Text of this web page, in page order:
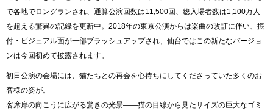
で各地でロングランされ、通算公演回数は11,500回、総入場者数は1,100万人
を超える驚異の記録を更新中。2018年の東京公演からは楽曲の改訂に伴い、振
付・ビジュアル面が一部ブラッシュアップされ、仙台ではこの新たなバージョ
ンは今回初めて披露されます。
初日公演の会場には、猫たちとの再会を心待ちにしてくださっていた多くのお
客様の姿が。
客席扉の向こうに広がる驚きの光景――猫の目線から見たサイズの巨大なゴミ